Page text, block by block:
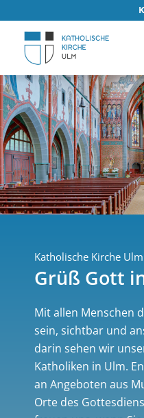
Katholische Kirche Ulm
Grüß Gott
Mit allen Menschen
sein, sichtbar und
darin sehen wir
Katholiken in Ulm.
an Angeboten aus
Orte des